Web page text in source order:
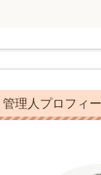
管理人プロフィ